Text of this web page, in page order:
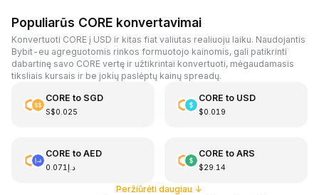
Populiarūs CORE konvertavimai
Konvertuoti CORE į USD ir kitas fiat valiutas realiuoju laiku. Naudojantis
Bybit-eu agreguotomis rinkos formuotojo kainomis, gali patikrinti
dabartinę savo CORE vertę ir užtikrintai konvertuoti, mėgaudamasis
tiksliais kursais ir be jokių paslėptų kainų spreadų.
CORE to SGD
S$0.025
CORE to USD
$0.019
CORE to AED
د.إ0.071
CORE to ARS
$29.14
Peržiūrėti daugiau ↓